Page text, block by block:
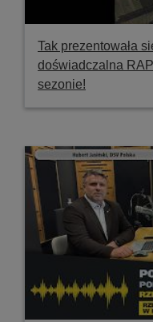
Tak prezentowała
doświadczalna
sezonie!